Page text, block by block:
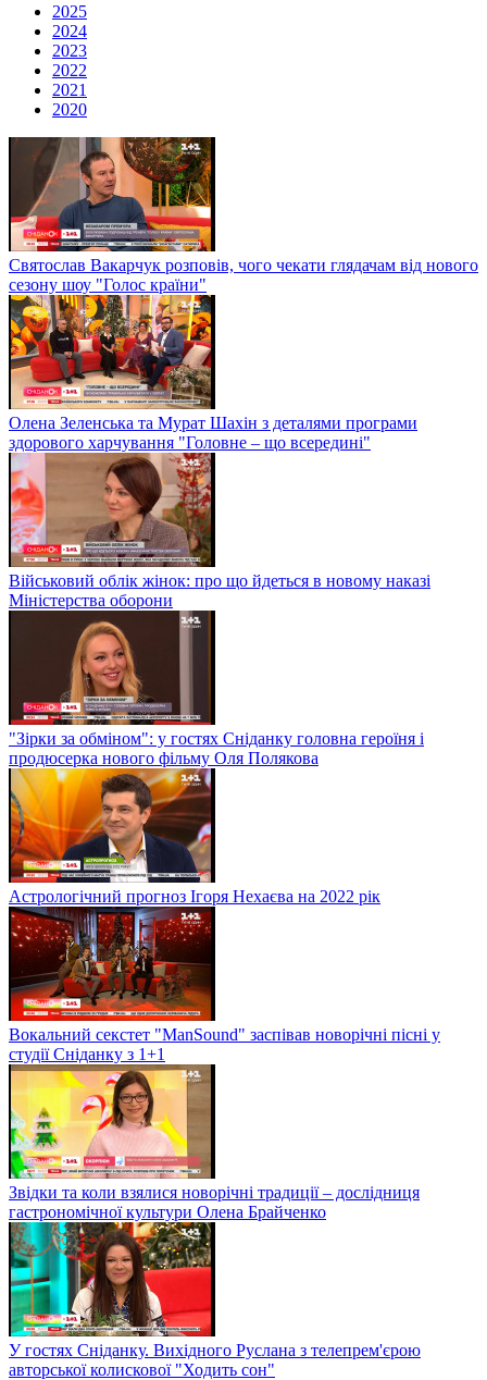
2025
2024
2023
2022
2021
2020
Святослав Вакарчук розповів, чого чекати глядачам від нового
сезону шоу "Голос країни"
Олена Зеленська та Мурат Шахін з деталями програми
здорового харчування "Головне – що всередині"
Військовий облік жінок: про що йдеться в новому наказі
Міністерства оборони
"Зірки за обміном": у гостях Сніданку головна героїня і
продюсерка нового фільму Оля Полякова
Астрологічний прогноз Ігоря Нехаєва на 2022 рік
Вокальний секстет "ManSound" заспівав новорічні пісні у
студії Сніданку з 1+1
Звідки та коли взялися новорічні традиції – дослідниця
гастрономічної культури Олена Брайченко
У гостях Сніданку. Вихідного Руслана з телепрем'єрою
авторської колискової "Ходить сон"